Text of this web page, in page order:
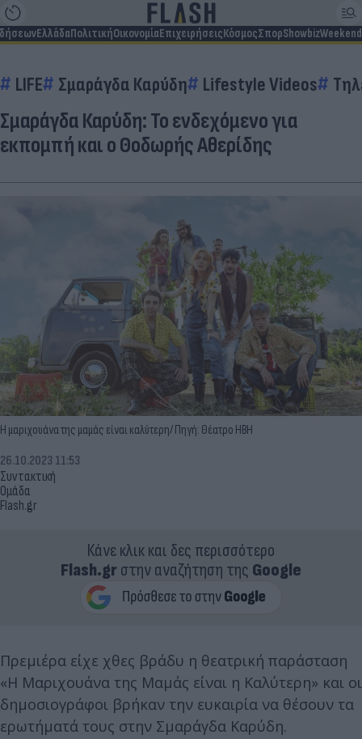
ΕλλάδαΠολιτικήΟικονομίαΕπιχειρήσειςΚόσμοςΣπορShowbizWeekend
LIFE Σμαράγδα Καρύδη Lifestyle Videos
Σμαράγδα Καρύδη: Το ενδεχόμενο για
εκπομπή και ο Θοδωρής Αθερίδης
Η μαριχουάνα της μαμάς είναι καλύτερη/ Πηγή: Θέατρο ΗΒΗ
Συντακτική
Ομάδα
Flash.gr
26.10.2023 11:53
Κάνε κλικ και δες περισσότερο
Flash.grστην αναζήτηση της Google
Πρεμιέρα είχε χθες βράδυ η θεατρική παράσταση
«Η Μαριχουάνα της Μαμάς είναι η Καλύτερη» και οι
δημοσιογράφοι βρήκαν την ευκαιρία να θέσουν τα
ερωτήματά τους στην Σμαράγδα Καρύδη.